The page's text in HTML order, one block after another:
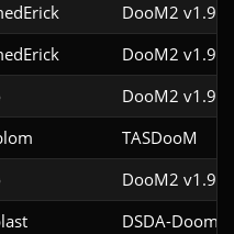
DooM2 v1.9f
DooM2 v1.9f
DooM2 v1.9f
TASDooM
DooM2 v1.9f
DSDA-Doom